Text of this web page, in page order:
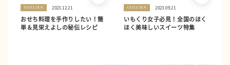
COLUMN 2023.12.21
おせち料理を手作りしたい！簡
単＆見栄えよしの秘伝レシピ
COLUMN 2023.09.21
いもくり女子必見！全国のほく
ほく美味しいスイーツ特集